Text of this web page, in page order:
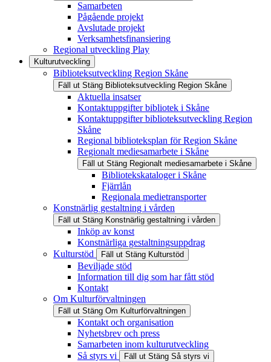
Samarbeten
Pågående projekt
Avslutade projekt
Verksamhetsfinansiering
Regional utveckling Play
Kulturutveckling
Biblioteksutveckling Region Skåne
Fäll ut Stäng Biblioteksutveckling Region Skåne
Aktuella insatser
Kontaktuppgifter bibliotek i Skåne
Kontaktuppgifter biblioteksutveckling Region
Skåne
Regional biblioteksplan för Region Skåne
Regionalt mediesamarbete i Skåne
Fäll ut Stäng Regionalt mediesamarbete i Skåne
Bibliotekskataloger i Skåne
Fjärrlån
Regionala medietransporter
Konstnärlig gestaltning i vården
Fäll ut Stäng Konstnärlig gestaltning i vården
Inköp av konst
Konstnärliga gestaltningsuppdrag
Kulturstöd
Fäll ut Stäng Kulturstöd
Beviljade stöd
Information till dig som har fått stöd
Kontakt
Om Kulturförvaltningen
Fäll ut Stäng Om Kulturförvaltningen
Kontakt och organisation
Nyhetsbrev och press
Samarbeten inom kulturutveckling
Så styrs vi
Fäll ut Stäng Så styrs vi